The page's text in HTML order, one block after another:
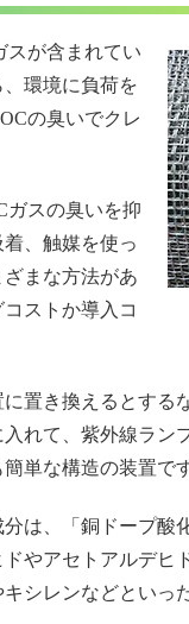
スが含まれてい
環境に負荷を
の臭いでクレ
ガスの臭いを抑
、触媒を使っ
まな方法があ
ストか導入コ
置き換えるとする
れて、紫外線ラン
単な構造の装置で
は、「銅ドープ酸
やアセトアルデヒ
シレンなどといっ